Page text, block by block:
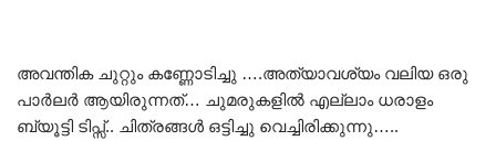
അവന്തിക ചുറ്റും കണ്ണോടിച്ചു ….അത്യാവശ്യം വലിയ ഒരു
പാർലർ ആയിരുന്നത്… ചുമരുകളിൽ എല്ലാം ധരാളം
ബ്യൂട്ടി ടിപ്സ്.. ചിത്രങ്ങൾ ഒട്ടിച്ചു വെച്ചിരിക്കുന്നു…..